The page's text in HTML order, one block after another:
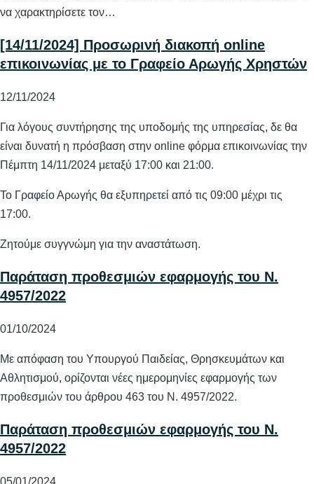
να χαρακτηρίσετε τον…
[14/11/2024] Προσωρινή διακοπή online
επικοινωνίας με το Γραφείο Αρωγής Χρηστών
12/11/2024
Για λόγους συντήρησης της υποδομής της υπηρεσίας, δε θα
είναι δυνατή η πρόσβαση στην online φόρμα επικοινωνίας την
Πέμπτη 14/11/2024 μεταξύ 17:00 και 21:00.
Το Γραφείο Αρωγής θα εξυπηρετεί από τις 09:00 μέχρι τις
17:00.
Ζητούμε συγγνώμη για την αναστάτωση.
Παράταση προθεσμιών εφαρμογής του Ν.
4957/2022
01/10/2024
Με απόφαση του Υπουργού Παιδείας, Θρησκευμάτων και
Αθλητισμού, ορίζονται νέες ημερομηνίες εφαρμογής των
προθεσμιών του άρθρου 463 του Ν. 4957/2022.
Παράταση προθεσμιών εφαρμογής του Ν.
4957/2022
05/01/2024